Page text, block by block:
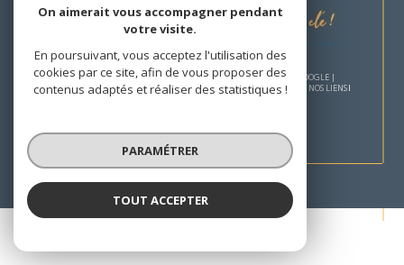
© 2026 | TOUS DROITS RÉSERVÉS | TRADUCTION POWERED BY GOOGLE |
NOS HONORAIRES
PLAN DU SITE MENTIONS LÉGALES ADMIN
NOS LIENS
On aimerait vous accompagner pendant
votre visite.
En poursuivant, vous acceptez l'utilisation des
cookies par ce site, afin de vous proposer des
contenus adaptés et réaliser des statistiques !
PARAMÉTRER
TOUT ACCEPTER